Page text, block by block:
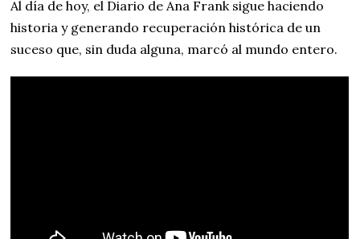
Al día de hoy, el Diario de Ana Frank sigue haciendo
historia y generando recuperación histórica de un
suceso que, sin duda alguna, marcó al mundo entero.